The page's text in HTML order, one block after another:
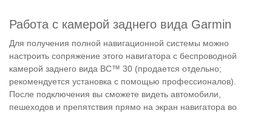
Работа с камерой заднего вида Garmin
Для получения полной навигационной системы можно
настроить сопряжение этого навигатора с беспроводной
камерой заднего вида BC™ 30 (продается отдельно;
рекомендуется установка с помощью профессионалов).
После подключения вы сможете видеть автомобили,
пешеходов и препятствия прямо на экран навигатора во